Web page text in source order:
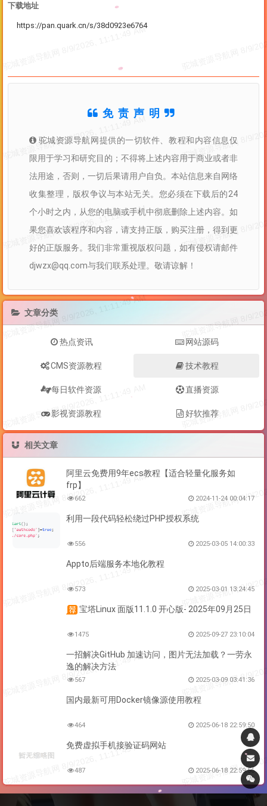
下载地址
https://pan.quark.cn/s/38d0923e6764
免责声明
驼城资源导航网提供的一切软件、教程和内容信息仅
限用于学习和研究目的；不得将上述内容用于商业或者非
法用途，否则，一切后果请用户自负。本站信息来自网络
收集整理，版权争议与本站无关。您必须在下载后的24
个小时之内，从您的电脑或手机中彻底删除上述内容。如
果您喜欢该程序和内容，请支持正版，购买注册，得到更
好的正版服务。我们非常重视版权问题，如有侵权请邮件
djwzx@qq.com与我们联系处理。敬请谅解！
文章分类
热点资讯 网站源码
CMS资源教程 技术教程
每日软件资源 直播资源
影视资源教程 好软推荐
相关文章
阿里云免费用9年ecs教程【适合轻量化服务如
frp】
662 2024-11-24 00:04:17
利用一段代码轻松绕过PHP授权系统
556 2025-03-05 14:00:33
Appto后端服务本地化教程
573 2025-03-01 13:24:45
宝塔Linux 面版11.1.0 开心版- 2025年09月25日
1475 2025-09-27 23:10:04
一招解决GitHub 加速访问，图片无法加载？一劳永
逸的解决方法
567 2025-03-09 03:41:36
国内最新可用Docker镜像源使用教程
464 2025-06-18 22:59:50
免费虚拟手机接验证码网站
487 2025-06-18 22:59:56